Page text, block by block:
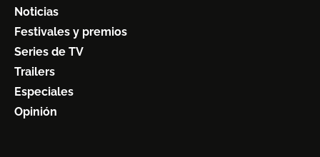
Noticias
Festivales y premios
Series de TV
Trailers
Especiales
Opinión